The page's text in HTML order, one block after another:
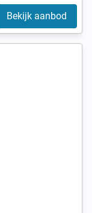
Bekijk aanbod